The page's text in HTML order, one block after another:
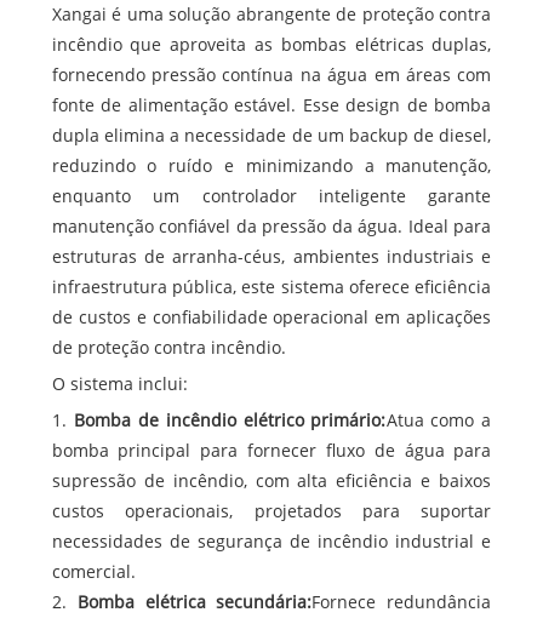
Xangai é uma solução abrangente de proteção contra
incêndio que aproveita as bombas elétricas duplas,
fornecendo pressão contínua na água em áreas com
fonte de alimentação estável. Esse design de bomba
dupla elimina a necessidade de um backup de diesel,
reduzindo o ruído e minimizando a manutenção,
enquanto um controlador inteligente garante
manutenção confiável da pressão da água. Ideal para
estruturas de arranha-céus, ambientes industriais e
infraestrutura pública, este sistema oferece eficiência
de custos e confiabilidade operacional em aplicações
de proteção contra incêndio.
O sistema inclui:
1. Bomba de incêndio elétrico primário:Atua como a
bomba principal para fornecer fluxo de água para
supressão de incêndio, com alta eficiência e baixos
custos operacionais, projetados para suportar
necessidades de segurança de incêndio industrial e
comercial.
2. Bomba elétrica secundária:Fornece redundância